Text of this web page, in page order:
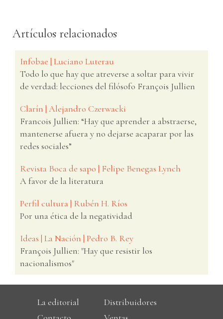
Artículos relacionados
Infobae | Luciano Luterau
Todo lo que hay que atreverse a soltar para vivir
de verdad: lecciones del filósofo François Jullien
Clarín | Alejandro Czerwacki
Francois Jullien: “Hay que aprender a abstraerse,
mantenerse afuera y no dejarse acaparar por las
redes sociales”
Revista Boca de sapo | Felipe Benegas Lynch
A favor de la literatura
Perfil cultura | Rubén H. Ríos
Por una ética de la negatividad
Ideas | La Nación | Pedro B. Rey
François Jullien: "Hay que resistir los
nacionalismos"
La editorial
Distribuidores